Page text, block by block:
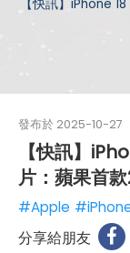
【快訊】iPhone
發布於 2025-10-27
【快訊】
片：蘋果首
#Apple
分享給朋友